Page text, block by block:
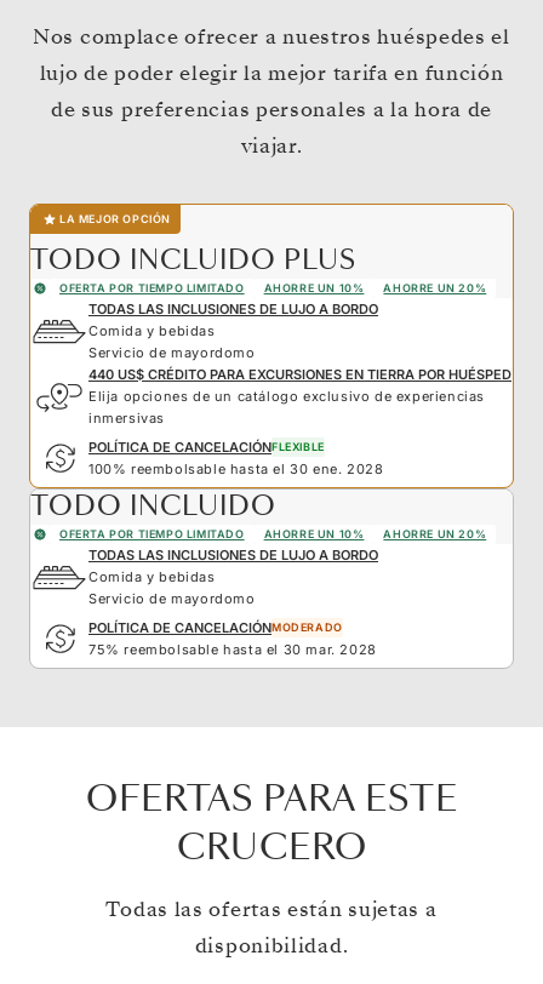
Nos complace ofrecer a nuestros huéspedes el
lujo de poder elegir la mejor tarifa en función
de sus preferencias personales a la hora de
viajar.
LA MEJOR OPCIÓN
TODO INCLUIDO PLUS
OFERTA POR TIEMPO LIMITADO AHORRE UN 10% AHORRE UN 20%
TODAS LAS INCLUSIONES DE LUJO A BORDO
Comida y bebidas
Servicio de mayordomo
440 US$ CRÉDITO PARA EXCURSIONES EN TIERRA POR HUÉSPED
Elija opciones de un catálogo exclusivo de experiencias
inmersivas
POLÍTICA DE CANCELACIÓNFLEXIBLE
100% reembolsable hasta el 30 ene. 2028
TODO INCLUIDO
OFERTA POR TIEMPO LIMITADO AHORRE UN 10% AHORRE UN 20%
TODAS LAS INCLUSIONES DE LUJO A BORDO
Comida y bebidas
Servicio de mayordomo
POLÍTICA DE CANCELACIÓNMODERADO
75% reembolsable hasta el 30 mar. 2028
OFERTAS PARA ESTE
CRUCERO
Todas las ofertas están sujetas a
disponibilidad.